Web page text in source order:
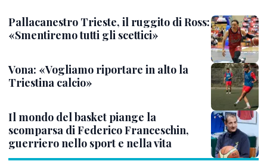
Pallacanestro Trieste, il ruggito di Ross:
«Smentiremo tutti gli scettici»
Vona: «Vogliamo riportare in alto la
Triestina calcio»
Il mondo del basket piange la
scomparsa di Federico Franceschin,
guerriero nello sport e nella vita